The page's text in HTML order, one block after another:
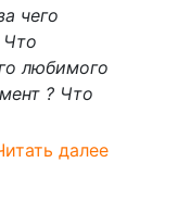
чего
Что
любимого
? Что
далее